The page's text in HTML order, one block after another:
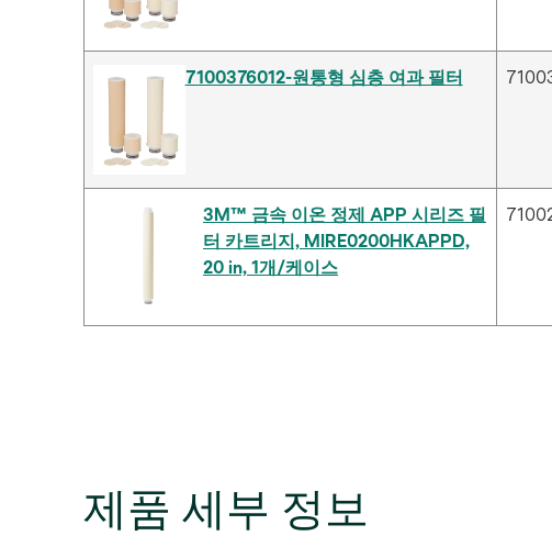
7100376012-원통형 심층 여과 필터
3M™ 금속 이온 정제 APP 시리즈 필
터 카트리지, MIRE0200HKAPPD,
20 in, 1개/케이스
제품 세부 정보